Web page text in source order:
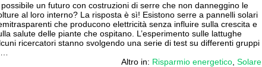
possibile un futuro con costruzioni di serre che non danneggino le
al loro interno? La risposta è sì! Esistono serre a pannelli solari
che producono elettricità senza influire sulla crescita e
salute delle piante che ospitano. L’esperimento sulle lattughe
ricercatori stanno svolgendo una serie di test su differenti gruppi
Altro in: Risparmio energetico Solare